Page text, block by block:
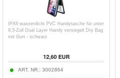
IPX8 wasserdicht PVC Handytasche für unter
9,5-Zoll Dual Layer Handy versiegelt Dry Bag
mit Gurt - schwarz
12,60EUR
ART. NR.: 3002864